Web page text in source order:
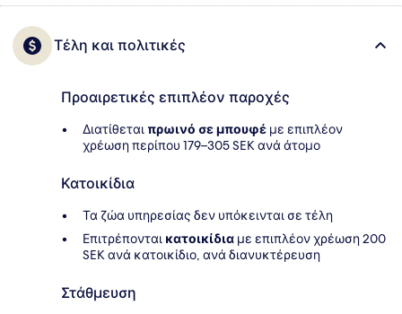
Τέλη και πολιτικές
Προαιρετικές επιπλέον παροχές
Διατίθεταιπρωινό σε μπουφέ με επιπλέον
χρέωση περίπου 179–305 SEK ανά άτομο
Κατοικίδια
Τα ζώα υπηρεσίας δεν υπόκεινται σε τέλη
Επιτρέπονται κατοικίδια με επιπλέον χρέωση 200
SEK ανά κατοικίδιο, ανά διανυκτέρευση
Στάθμευση